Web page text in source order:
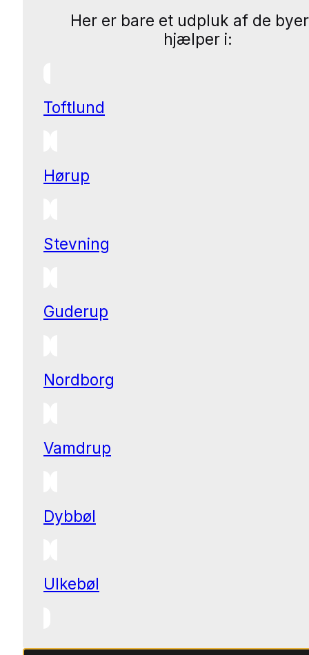
Her er bare et udpluk af de
hjælper i:
Toftlund
Hørup
Stevning
Guderup
Nordborg
Vamdrup
Dybbøl
Ulkebøl